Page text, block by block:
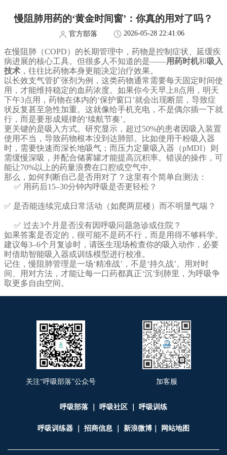
慢阻肺用药的‘黄金时间窗’：你真的用对了吗？
官方部落 2026-05-28 22:41:06
在慢阻肺（COPD）的长期管理中，药物是控制症状、延缓疾
病进展的核心工具。但很多人不知道的是——用药时机和吸入
技术 ，往往比药物本身更能决定治疗效果。
以长效支气管扩张剂为例，这类药物通常需要每天固定时间使
用，才能维持稳定的血药浓度。如果你今天早上8点用，明天
下午3点用，药物在体内的‘保护窗口’就会出现断层，导致症
状反复甚至急性加重。这就像给手机充电，不是偶尔插一下就
行，而是要形成规律的‘续航节奏’。
更关键的是吸入方式。研究显示，超过50%的患者因吸入装置
使用不当，导致药物根本没到达肺部。比如使用干粉吸入器
时，需要快速而深长地吸气；而压力定量吸入器（pMDI）则
需缓慢深吸，并配合储雾罐才能提高沉积率。错误的操作，可
能让70%以上的药量浪费在口腔或空气中。
那么，如何判断自己是否用对了？这里有个简单自测法：
✅ 用药后15–30分钟内呼吸是否更轻松？
✅ 是否能连续完成日常活动（如爬两层楼）而不明显气喘？
✅ 过去3个月是否没有因呼吸问题急诊或住院？
如果答案是否定的，很可能不是药不行，而是用得不够科学。
建议每3–6个月复诊时，请医生现场检查你的吸入动作，必要
时借助智能吸入器或训练模型进行校准。
记住，慢阻肺管理是一场‘精准战’，不是‘持久战’。用对时
间、用对方法，才能让每一口药都真正‘沉’到肺里，为呼吸争
取更多自由空间。
关注“呼吸部落”公众号 加客服
呼吸部落 呼吸社区 呼吸训练
呼吸训练器 招商信息 新浪微博 网站地图